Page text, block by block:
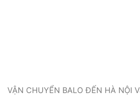
VẬN CHUYỂN BALO ĐẾN HÀ NỘI